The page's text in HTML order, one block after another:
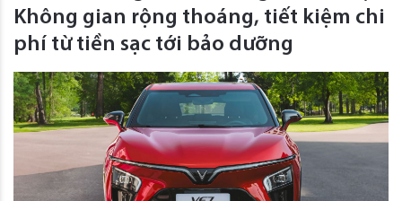
Không gian rộng thoáng, tiết kiệm chi
phí từ tiền sạc tới bảo dưỡng